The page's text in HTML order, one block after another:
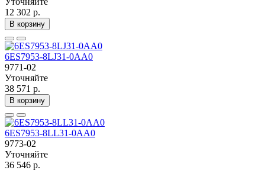
12 302 р.
В корзину
6ES7953-8LJ31-0AA0
9771-02
Уточняйте
38 571 р.
В корзину
6ES7953-8LL31-0AA0
9773-02
Уточняйте
36 546 р.